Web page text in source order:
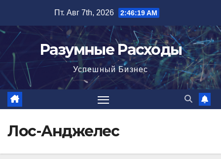
содержимому
Пт. Авг 7th, 2026 2:46:20 AM
Разумные Расходы
Успешный Бизнес
Лос-Анджелес